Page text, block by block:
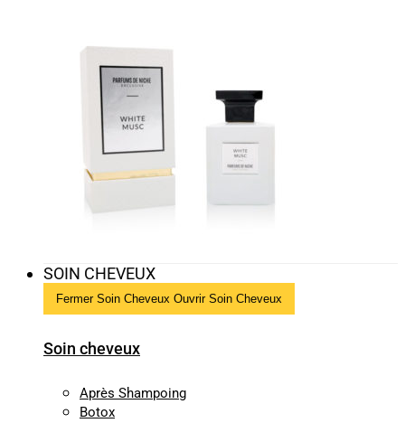
SOIN CHEVEUX
Fermer Soin Cheveux Ouvrir Soin Cheveux
Soin cheveux
Après Shampoing
Botox